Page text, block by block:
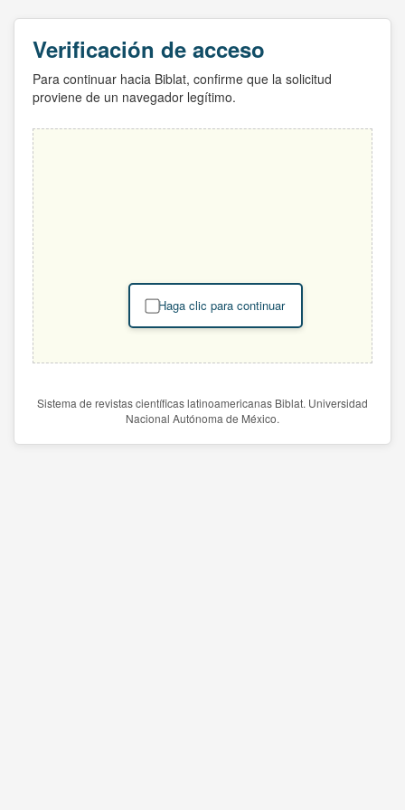
Verificación de acceso
Para continuar hacia Biblat, confirme que la solicitud
proviene de un navegador legítimo.
Haga clic para continuar
Sistema de revistas científicas latinoamericanas Biblat. Universidad
Nacional Autónoma de México.